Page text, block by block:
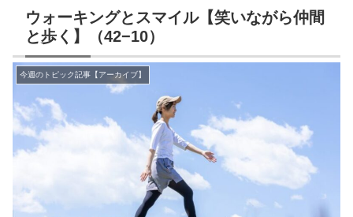
ウォーキングとスマイル【笑いながら仲間
と歩く】（42−10）
今週のトピック記事【アーカイブ】